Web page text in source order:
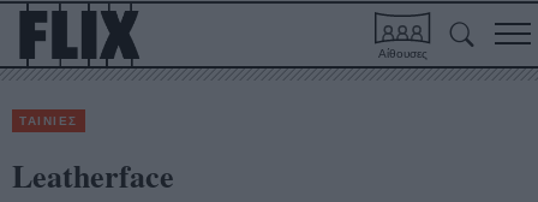
Αίθουσες
ΤΑΙΝΙΕΣ
Leatherface